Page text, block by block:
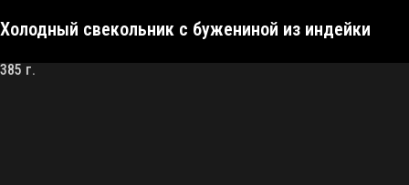
Холодный свекольник с бужениной из индейки
385 г.